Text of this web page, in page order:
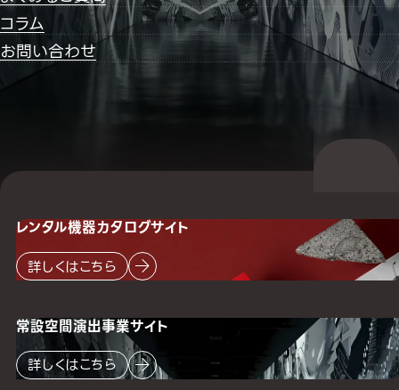
コラム
お問い合わせ
レンタル機器カタログサイト
詳しくはこちら
常設空間演出事業サイト
詳しくはこちら